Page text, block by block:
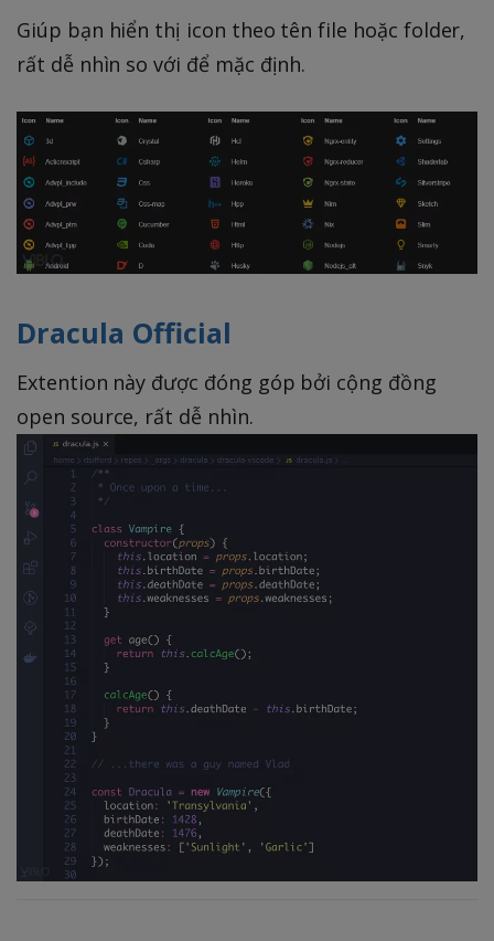
Giúp bạn hiển thị icon theo tên file hoặc folder,
rất dễ nhìn so với để mặc định.
Dracula Official
Extention này được đóng góp bởi cộng đồng
open source, rất dễ nhìn.